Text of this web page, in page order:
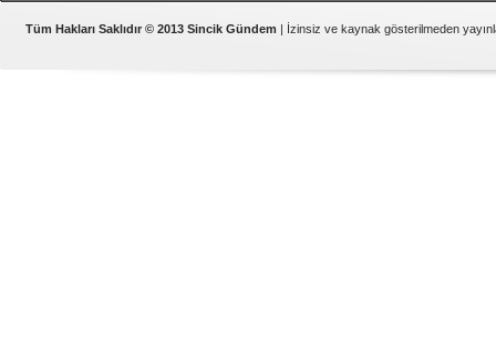
Tüm Hakları Saklıdır © 2013 Sincik Gündem | İzinsiz ve kaynak gösterilmeden